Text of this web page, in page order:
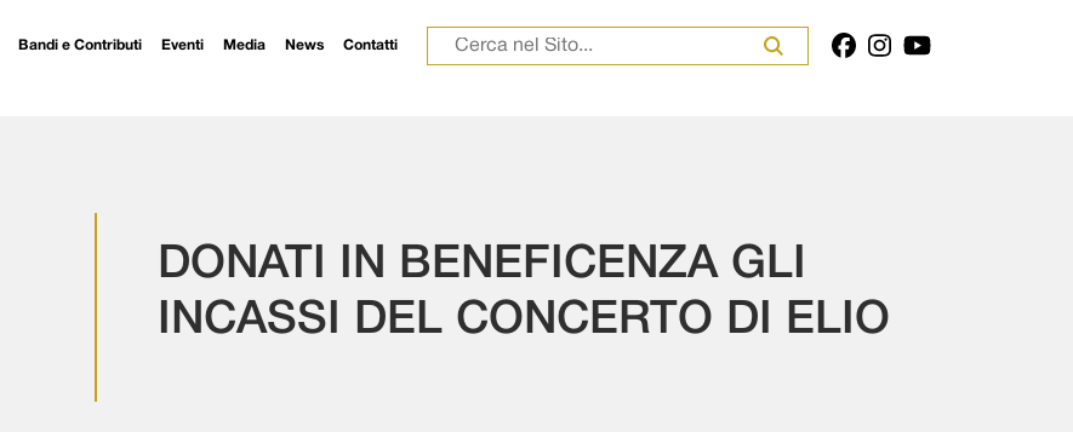
Bandi e Contributi Eventi Media News Contatti Ricerca per:
DONATI IN BENEFICENZA GLI
INCASSI DEL CONCERTO DI ELIO